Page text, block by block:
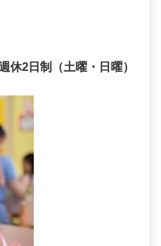
2日制（土曜・日曜）